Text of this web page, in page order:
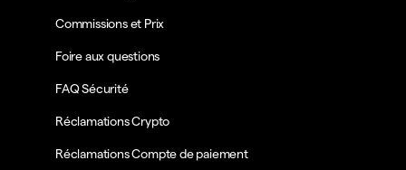
Commissions et Prix
Foire aux questions
FAQ Sécurité
Réclamations Crypto
Réclamations Compte de paiement